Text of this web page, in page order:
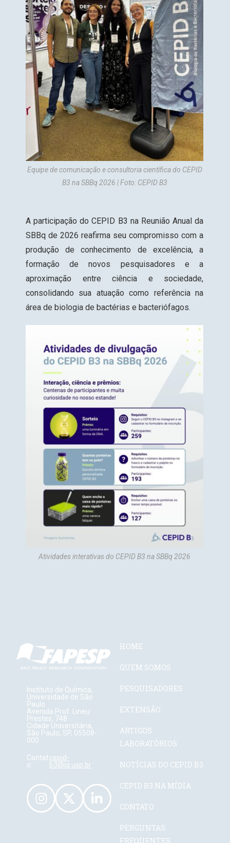
Equipe de comunicação e consultoria científica do CEPID
B3 na SBBq 2026 | Foto: CEPID B3
A participação do CEPID B3 na Reunião Anual da
SBBq de 2026 reafirma seu compromisso com a
produção de conhecimento de excelência, a
formação de novos pesquisadores e a
aproximação entre ciência e sociedade,
consolidando sua atuação como referência na
área de biologia de bactérias e bacteriófagos.
Atividades interativas do CEPID B3 na SBBq 2026
Instituto de Química,
Universidade de São
Paulo
Avenida Prof. Lineu
Prestes, 748
Cidade Universitária,
São Paulo, SP, 05508-
000
Contat
o:
cepid-
b3@iq.usp.br
HOME
QUEM SOMOS
PESQUISADORES
EXTENSÃO
ARTIGOS
LABORATÓRIOS
NOTÍCIAS DO CEPID B3
CEPID B3 NA MÍDIA
CONTATO
PERGUNTAS
FREQUENTES